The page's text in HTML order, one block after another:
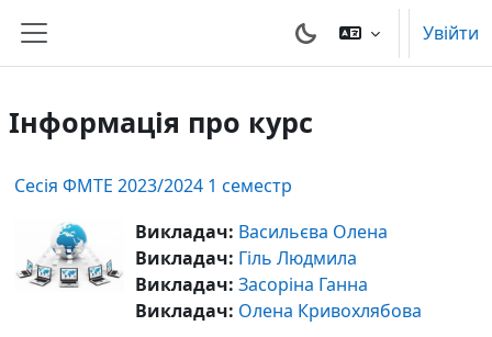
Бокова панель
Увійти
Інформація про курс
Сесія ФМТЕ 2023/2024 1 семестр
Викладач: Васильєва Олена
Викладач: Гіль Людмила
Викладач: Засоріна Ганна
Викладач: Олена Кривохлябова